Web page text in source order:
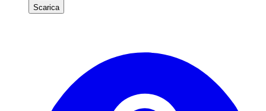
Scarica